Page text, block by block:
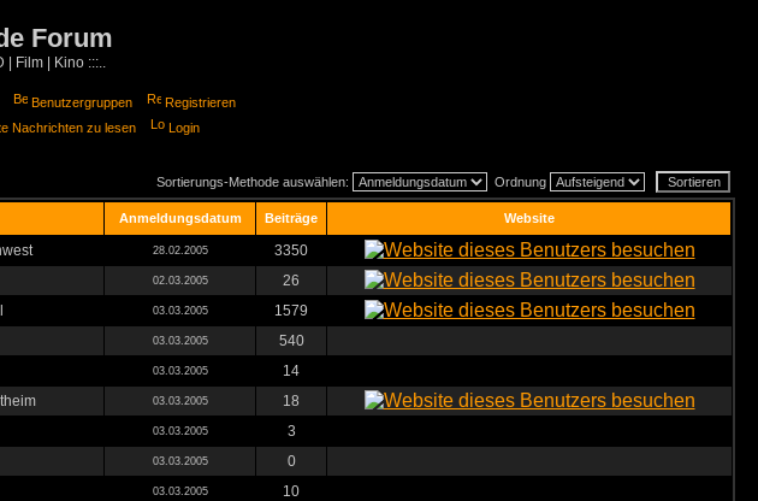
Forum
| Film | Kino :::..
Benutzergruppen
Registrieren
Nachrichten zu lesen Login
Sortierungs-Methode auswählen: Ordnung
Anmeldungsdatum Beiträge Website
28.02.2005
3350
02.03.2005
26
03.03.2005
1579
03.03.2005
540
03.03.2005
14
03.03.2005
18
03.03.2005
3
03.03.2005
0
03.03.2005
10